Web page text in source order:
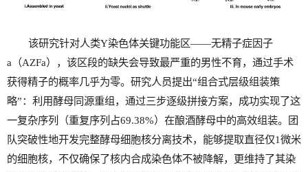
该研究针对人类Y染色体关键功能区——无精子症因子
a（AZFa），该区段的缺失会导致最严重的男性不育，通过手术
获得精子的概率几乎为零。研究人员提出“组合式层级组装策
略”：利用酵母同源重组，通过三步逐级拼接方案，成功实现了这
一复杂序列（重复序列占69.38%）在酿酒酵母中的高效组装。团
队突破性地开发完整酵母细胞核分离技术，能够提取直径仅1微米
的细胞核，不仅确保了核内合成染色体不被降解，更维持了其染